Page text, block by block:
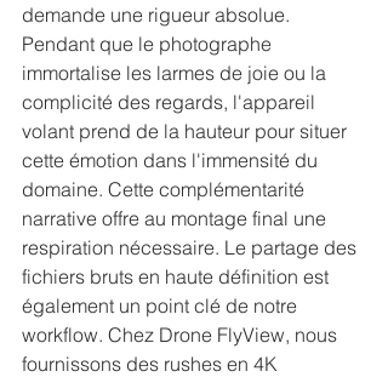
demande une rigueur absolue.
Pendant que le photographe
immortalise les larmes de joie ou la
complicité des regards, l'appareil
volant prend de la hauteur pour situer
cette émotion dans l'immensité du
domaine. Cette complémentarité
narrative offre au montage final une
respiration nécessaire. Le partage des
fichiers bruts en haute définition est
également un point clé de notre
workflow. Chez Drone FlyView, nous
fournissons des rushes en 4K